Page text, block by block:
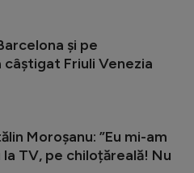
și pe
Friuli Venezia
Moroșanu: ”Eu mi-am
TV, pe chiloțăreală! Nu